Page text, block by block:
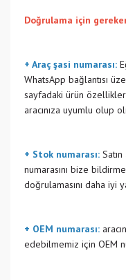
Doğrulama için
+ Araç şasi numarası:
WhatsApp bağlantısı
sayfadaki ürün özellikleri
aracınıza uyumlu olup
+ Stok numarası:
numarasını bize
doğrulamasını daha iyi
+ OEM numarası:
edebilmemiz için OEM